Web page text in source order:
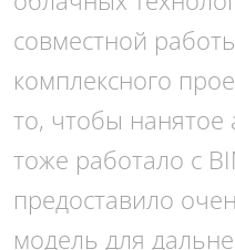
совместной
комплексного
то, чтобы нанятое
тоже работало с
предоставило
модель для